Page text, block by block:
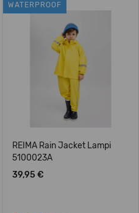
WATERPROOF
REIMA Rain Jacket Lampi
5100023A
39,95 €